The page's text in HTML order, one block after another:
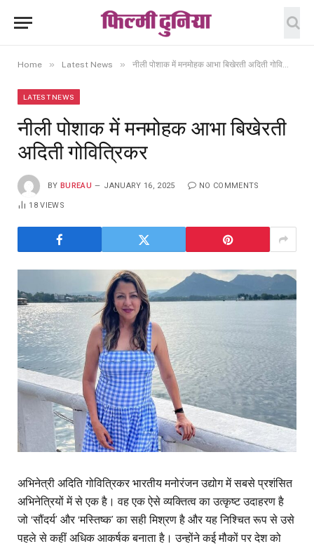
Home » Latest News » नीली पोशाक में मनमोहक आभा बिखेरती अदिती गोवित्रिकर
LATEST NEWS
नीली पोशाक में मनमोहक आभा बिखेरती
अदिती गोवित्रिकर
BY BUREAU JANUARY 16, 2025 NO COMMENTS
18VIEWS
अभिनेत्री अदिति गोवित्रिकर भारतीय मनोरंजन उद्योग में सबसे प्रशंसित
अभिनेत्रियों में से एक है। वह एक ऐसे व्यक्तित्व का उत्कृष्ट उदाहरण है
जो ‘सौंदर्य’ और ‘मस्तिष्क’ का सही मिश्रण है और यह निश्चित रूप से उसे
पहले से कहीं अधिक आकर्षक बनाता है। उन्होंने कई मौकों पर देश को